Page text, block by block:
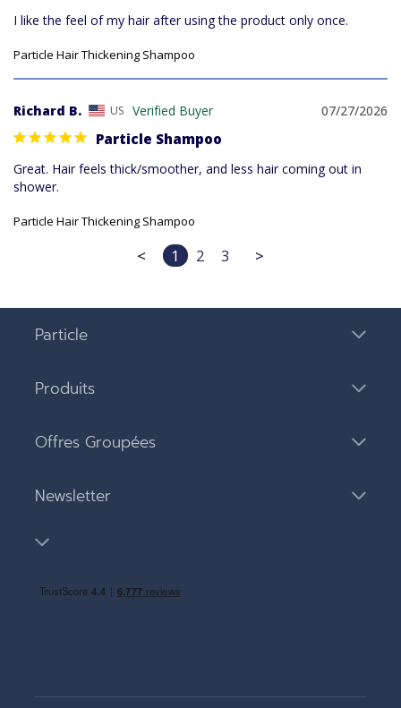
I like the feel of my hair after using the product only once.
Particle Hair Thickening Shampoo
07/27/2026
Richard B. US
Particle Shampoo
Great. Hair feels thick/smoother, and less hair coming out in
shower.
Particle Hair Thickening Shampoo
< 1 2 3 >
Particle
Produits
Offres Groupées
Newsletter